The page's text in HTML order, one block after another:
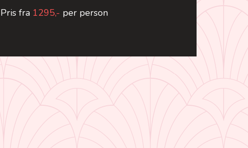
Pris fra 1295,- per person